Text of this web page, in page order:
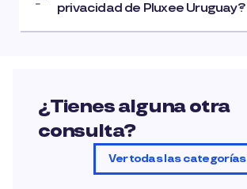
privacidad de Pluxee Uruguay?
¿Tienes alguna otra
consulta?
Ver todas las categorías